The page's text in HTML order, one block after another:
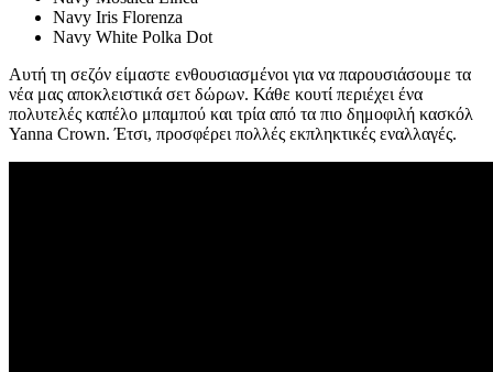
Navy Iris Florenza
Navy White Polka Dot
Αυτή τη σεζόν είμαστε ενθουσιασμένοι για να παρουσιάσουμε τα
νέα μας αποκλειστικά σετ δώρων. Κάθε κουτί περιέχει ένα
πολυτελές καπέλο μπαμπού και τρία από τα πιο δημοφιλή κασκόλ
Yanna Crown. Έτσι, προσφέρει πολλές εκπληκτικές εναλλαγές.